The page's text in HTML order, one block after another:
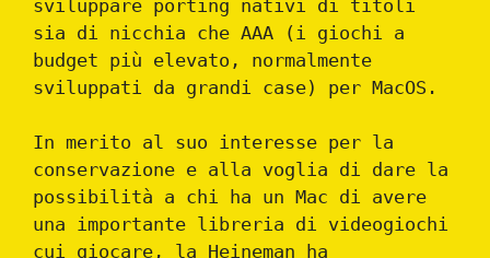
sviluppare porting nativi di titoli
sia di nicchia che AAA (i giochi a
budget più elevato, normalmente
sviluppati da grandi case) per MacOS.
In merito al suo interesse per la
conservazione e alla voglia di dare la
possibilità a chi ha un Mac di avere
una importante libreria di videogiochi
cui giocare, la Heineman ha